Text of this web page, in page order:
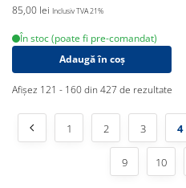
85,00 lei Inclusiv TVA 21%
În stoc (poate fi pre-comandat)
Adaugă în coș
Afișez 121 - 160 din 427 de rezultate
1 2 3 4
9 10